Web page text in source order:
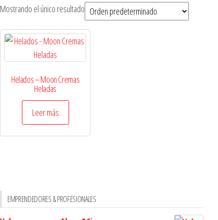
Mostrando el único resultado
Helados – Moon Cremas
Heladas
Leer más
EMPRENDEDORES & PROFESIONALES